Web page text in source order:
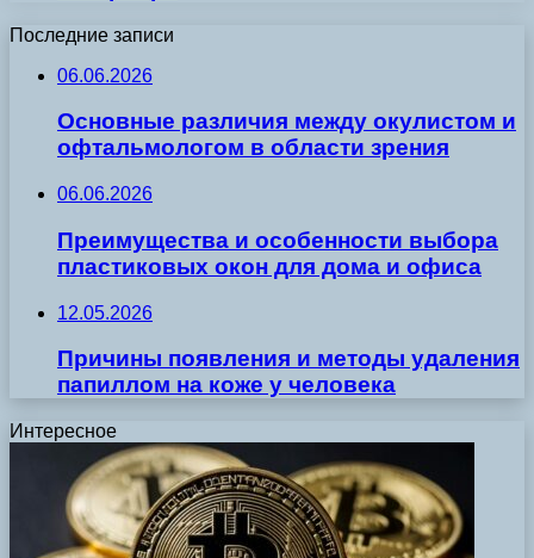
Последние записи
06.06.2026
Основные различия между окулистом и
офтальмологом в области зрения
06.06.2026
Преимущества и особенности выбора
пластиковых окон для дома и офиса
12.05.2026
Причины появления и методы удаления
папиллом на коже у человека
Интересное